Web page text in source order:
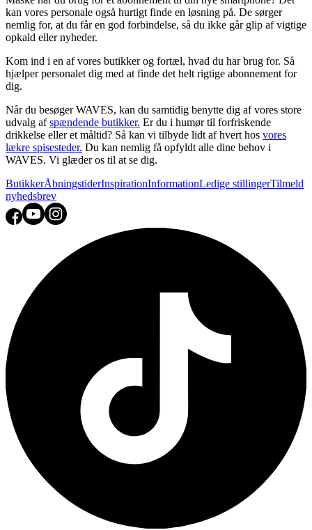
kan vores personale også hurtigt finde en løsning på. De sørger
nemlig for, at du får en god forbindelse, så du ikke går glip af vigtige
opkald eller nyheder.
Kom ind i en af vores butikker og fortæl, hvad du har brug for. Så
hjælper personalet dig med at finde det helt rigtige abonnement for
dig.
Når du besøger WAVES, kan du samtidig benytte dig af vores store
udvalg afspændende butikker. Er du i humør til forfriskende
drikkelse eller et måltid? Så kan vi tilbyde lidt af hvert hos vores
lækre spisesteder. Du kan nemlig få opfyldt alle dine behov i
WAVES. Vi glæder os til at se dig.
ButikkerÅbningstiderInspirationInformationLedige stillingerTilmeld
nyhedsbrev